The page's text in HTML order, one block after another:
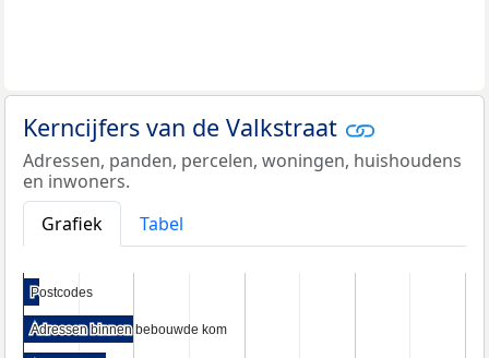
Kerncijfers van de Valkstraat
Adressen, panden, percelen, woningen, huishoudens
en inwoners.
Grafiek
Tabel
Postcodes
Postcodes
Adressen binnen bebouwde kom
Adressen binnen bebouwde kom